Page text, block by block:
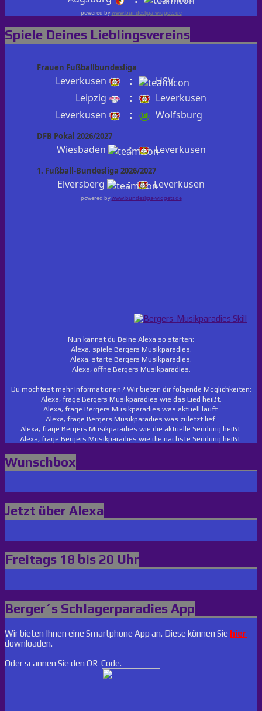
powered bywww.bundesliga-widgets.de
Spiele Deines Lieblingsvereins
Frauen Fußballbundesliga
Leverkusen :
HSV
Leipzig
:
Leverkusen
Leverkusen
: Wolfsburg
DFB Pokal 2026/2027
Wiesbaden : Leverkusen
1. Fußball-Bundesliga 2026/2027
Elversberg : Leverkusen
powered bywww.bundesliga-widgets.de
Nun kannst du Deine Alexa so starten:
Alexa, spiele Bergers Musikparadies.
Alexa, starte Bergers Musikparadies.
Alexa, öffne Bergers Musikparadies.
Du möchtest mehr Informationen? Wir bieten dir folgende Möglichkeiten:
Alexa, frage Bergers Musikparadies wie das Lied heißt.
Alexa, frage Bergers Musikparadies was aktuell läuft.
Alexa, frage Bergers Musikparadies was zuletzt lief.
Alexa, frage Bergers Musikparadies wie die aktuelle Sendung heißt.
Alexa, frage Bergers Musikparadies wie die nächste Sendung heißt.
Wunschbox
Jetzt über Alexa
Freitags 18 bis 20 Uhr
Berger´s Schlagerparadies App
Wir bieten Ihnen eine Smartphone App an. Diese können Sie hier
downloaden.
Oder scannen Sie den QR-Code.